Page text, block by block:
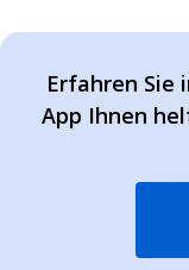
Erfahren Sie
App Ihnen